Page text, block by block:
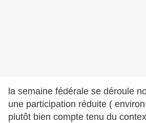
la semaine fédérale se déroule
une participation réduite (
plutôt bien compte tenu du